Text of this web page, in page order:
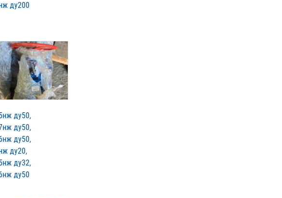
ду200
ду50,
ду50,
ду50,
ду20,
ду32,
ду50